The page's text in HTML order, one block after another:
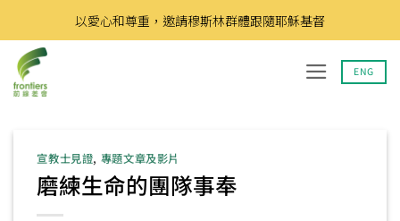
to
content
以愛心和尊重，邀請穆斯林群體跟隨耶穌基督
ENG
宣教士見證, 專題文章及影片
磨練生命的團隊事奉